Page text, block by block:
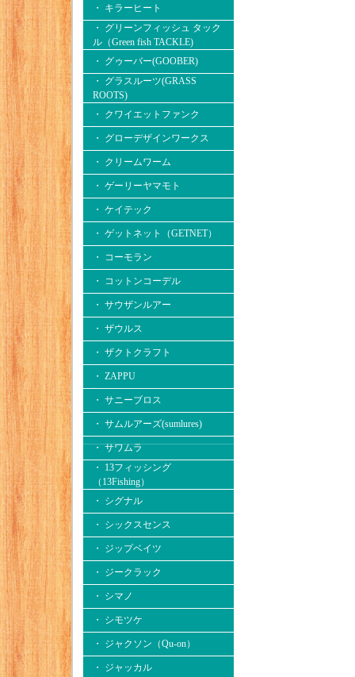
・ キラーヒート
・ グリーンフィッシュ タック
ル（Green fish TACKLE)
・ グゥーバー(GOOBER)
・ グラスルーツ(GRASS
ROOTS)
・ クワイエットファンク
・ グローデザインワークス
・ クリームワーム
・ ゲーリーヤマモト
・ ケイテック
・ ゲットネット（GETNET）
・ コーモラン
・ コットンコーデル
・ サウザンルアー
・ ザウルス
・ ザクトクラフト
・ ZAPPU
・ サニーブロス
・ サムルアーズ(sumlures)
・ サワムラ
・ 13フィッシング
（13Fishing）
・ シグナル
・ シックスセンス
・ ジップベイツ
・ ジークラック
・ シマノ
・ シモツケ
・ ジャクソン（Qu-on）
・ ジャッカル